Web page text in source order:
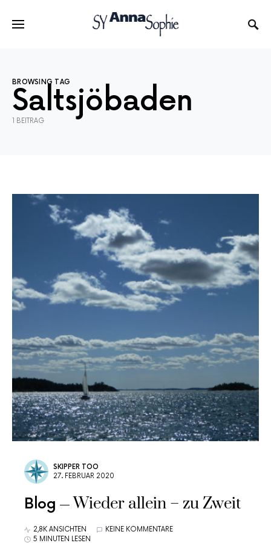
BROWSING TAG
Saltsjöbaden
1 BEITRAG
SKIPPER TOO
27. FEBRUAR 2020
Blog Wieder allein – zu Zweit
2,8K ANSICHTEN
KEINE KOMMENTARE
5 MINUTEN LESEN